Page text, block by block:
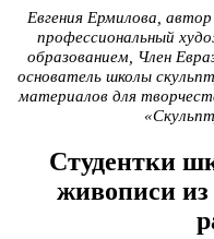
Евгения Ермилова,
профессиональный
образованием, Член
основатель школы
материалов для
Студентки
живописи